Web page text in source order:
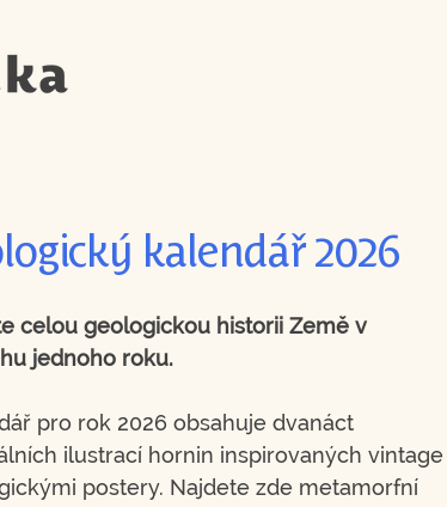
kalendář 2026
celou geologickou historii Země v
jednoho roku.
pro rok 2026 obsahuje dvanáct
ilustrací hornin inspirovaných vintage
postery. Najdete zde metamorfní